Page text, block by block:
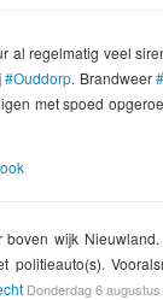
al regelmatig veel
#Ouddorp. Brandweer
met spoed
boven wijk
politieauto(s).
Donderdag 6